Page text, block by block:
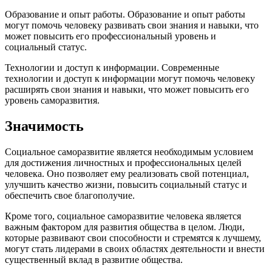
Образование и опыт работы. Образование и опыт работы
могут помочь человеку развивать свои знания и навыки, что
может повысить его профессиональный уровень и
социальный статус.
Технологии и доступ к информации. Современные
технологии и доступ к информации могут помочь человеку
расширять свои знания и навыки, что может повысить его
уровень саморазвития.
Значимость
Социальное саморазвитие является необходимым условием
для достижения личностных и профессиональных целей
человека. Оно позволяет ему реализовать свой потенциал,
улучшить качество жизни, повысить социальный статус и
обеспечить свое благополучие.
Кроме того, социальное саморазвитие человека является
важным фактором для развития общества в целом. Люди,
которые развивают свои способности и стремятся к лучшему,
могут стать лидерами в своих областях деятельности и внести
существенный вклад в развитие общества.